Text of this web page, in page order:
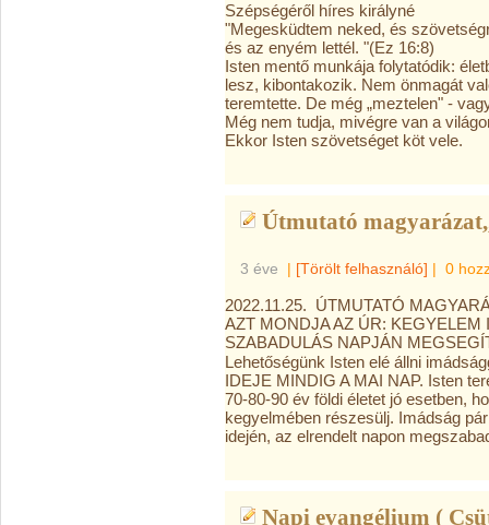
Szépségéről híres királyné
"Megesküdtem neked, és
és az enyém lettél. "(Ez 16:8)
Isten mentő munkája folytatódik:
lesz, kibontakozik. Nem önmagát
teremtette. De még „meztelen" -
Még nem tudja, mivégre van a
Ekkor Isten szövetséget köt vele.
Útmutató
3 éve | [Törölt felhasználó] | 0
2022.11.25. ÚTMUTATÓ
AZT MONDJA AZ ÚR: KEGYELEM
SZABADULÁS NAPJÁN
Lehetőségünk Isten elé állni
IDEJE MINDIG A MAI NAP. Isten
70-80-90 év földi életet jó esetben,
kegyelmében részesülj. Imádság
idején, az elrendelt napon
Napi evangélium (